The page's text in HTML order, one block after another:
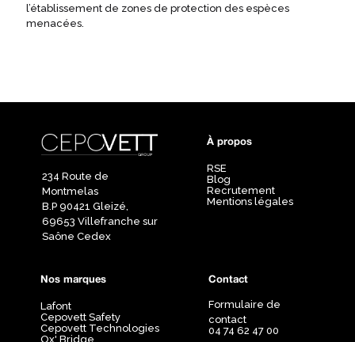
l’établissement de zones de protection des espèces
menacées.
234 Route de
Montmelas
B.P 90421 Gleizé,
69653 Villefranche sur
Saône Cedex
À propos
RSE
Blog
Recrutement
Mentions légales
Nos marques
Lafont
Cepovett Safety
Cepovett Technologies
Ox' Bridge
Contact
Formulaire de
contact
04 74 62 47 00